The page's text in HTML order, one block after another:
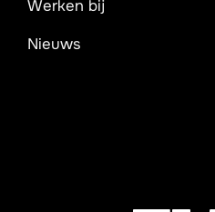
Werken bij
Nieuws